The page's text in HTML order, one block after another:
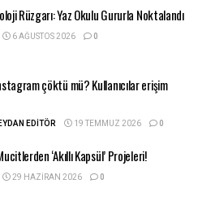
Rüzgarı: Yaz Okulu Gururla Noktalandı
6 AĞUSTOS 2026 0
çöktü mü? Kullanıcılar erişim
EDITÖR 19 TEMMUZ 2026 0
‘Akıllı Kapsül’ Projeleri!
29 HAZIRAN 2026 0